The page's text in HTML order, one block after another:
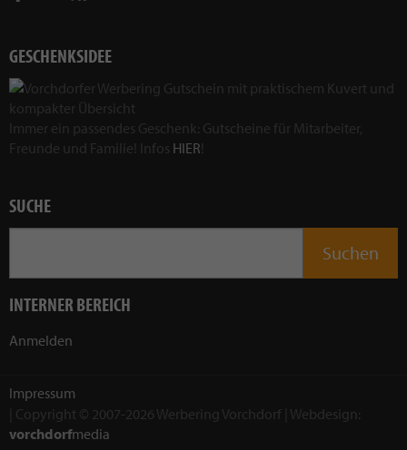
GESCHENKSIDEE
Immer ein passendes Geschenk: Gutscheine für Mitarbeiter,
Freunde und Familie! Infos HIER!
SUCHE
INTERNER BEREICH
Anmelden
Impressum
| Copyright © 2007-2026 Werbering Vorchdorf | Webdesign:
vorchdorfmedia